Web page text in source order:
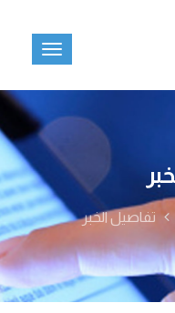
تفاصيل الخبر